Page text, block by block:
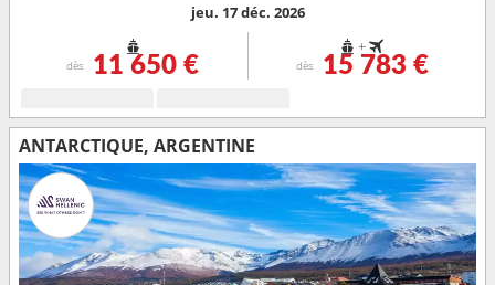
jeu. 17 déc. 2026
dès 11 650 €
+
dès 15 783 €
ANTARCTIQUE, ARGENTINE